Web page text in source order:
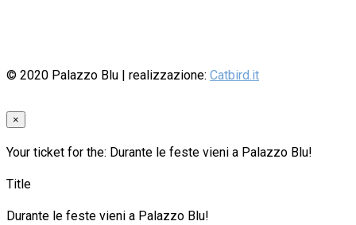
© 2020 Palazzo Blu | realizzazione: Catbird.it
×
Your ticket for the: Durante le feste vieni a Palazzo Blu!
Title
Durante le feste vieni a Palazzo Blu!